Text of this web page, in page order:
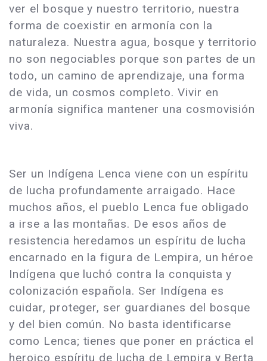
ver el bosque y nuestro territorio, nuestra
forma de coexistir en armonía con la
naturaleza. Nuestra agua, bosque y territorio
no son negociables porque son partes de un
todo, un camino de aprendizaje, una forma
de vida, un cosmos completo. Vivir en
armonía significa mantener una cosmovisión
viva.
Ser un Indígena Lenca viene con un espíritu
de lucha profundamente arraigado. Hace
muchos años, el pueblo Lenca fue obligado
a irse a las montañas. De esos años de
resistencia heredamos un espíritu de lucha
encarnado en la figura de Lempira, un héroe
Indígena que luchó contra la conquista y
colonización española. Ser Indígena es
cuidar, proteger, ser guardianes del bosque
y del bien común. No basta identificarse
como Lenca; tienes que poner en práctica el
heroico espíritu de lucha de Lempira y Berta